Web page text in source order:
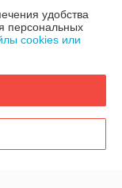
удобства
персональных
cookies или